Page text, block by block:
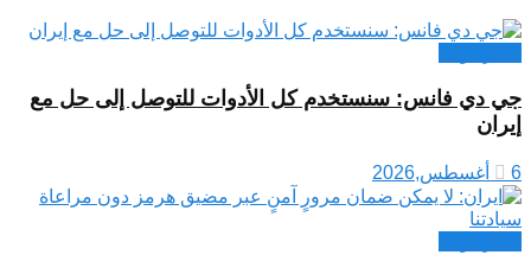
جي دي فانس: سنستخدم كل الأدوات للتوصل إلى حل مع
إيران
6 أغسطس,2026